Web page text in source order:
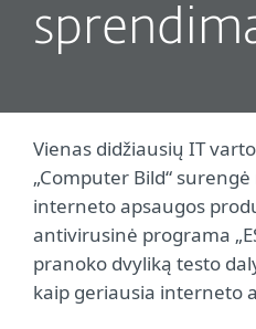
Vienas didžiausių IT
„Computer Bild“
interneto apsaugos
antivirusinė programa
pranoko dvyliką testo
kaip geriausia interneto